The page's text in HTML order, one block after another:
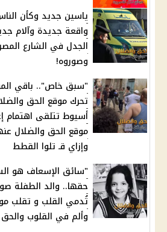
ياسين جديد وكأن
واقعة جديدة وآلام
الجدل في الشارع
وصوروه!
"سبق خاص".. باقي
تحرك موقع الحق
أسيوط تتلقى اهتمام
موقع الحق والضلال
وإزاي قـ تلوا القطط
"سائق الإسعاف هو
حقها.. والد الطفلة
تُدمي القلب و تقلب
وألم في القلوب والحق